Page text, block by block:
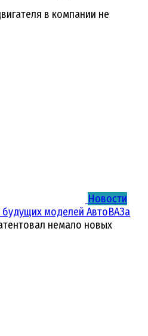
в компании не
Новости
будущих моделей АвтоВАЗа
немало новых